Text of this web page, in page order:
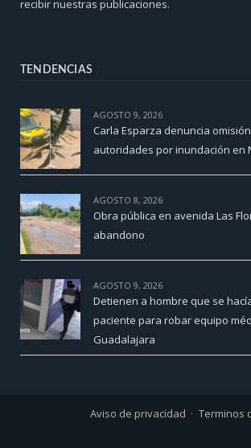
recibir nuestras publicaciones.
TENDENCIAS
AGOSTO 9, 2026
Carla Esparza denuncia
autoridades por inundación en
AGOSTO 8, 2026
Obra pública en avenida Las
abandono
AGOSTO 9, 2026
Detienen a hombre que se
paciente para robar equipo
Guadalajara
Aviso de privacidad Terminos